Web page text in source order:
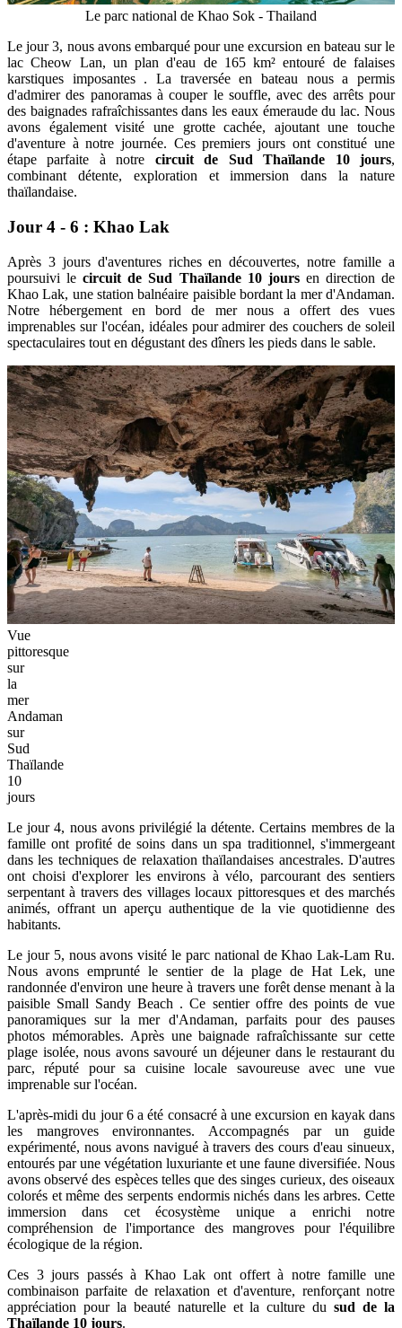
Le parc national de Khao Sok - Thailand
Le jour 3, nous avons embarqué pour une excursion en bateau sur le
lac Cheow Lan, un plan d'eau de 165 km² entouré de falaises
karstiques imposantes . La traversée en bateau nous a permis
d'admirer des panoramas à couper le souffle, avec des arrêts pour
des baignades rafraîchissantes dans les eaux émeraude du lac. Nous
avons également visité une grotte cachée, ajoutant une touche
d'aventure à notre journée. Ces premiers jours ont constitué une
étape parfaite à notre circuit de Sud Thaïlande 10 jours,
combinant détente, exploration et immersion dans la nature
thaïlandaise.​​
Jour 4 - 6 : Khao Lak
Après 3 jours d'aventures riches en découvertes, notre famille a
poursuivi lecircuit de Sud Thaïlande 10 joursen direction de
Khao Lak, une station balnéaire paisible bordant la mer d'Andaman.
Notre hébergement en bord de mer nous a offert des vues
imprenables sur l'océan, idéales pour admirer des couchers de soleil
spectaculaires tout en dégustant des dîners les pieds dans le sable.​
Vue
pittoresque
sur
la
mer
Andaman
sur
Sud
Thaïlande
10
jours
Le jour 4, nous avons privilégié la détente. Certains membres de la
famille ont profité de soins dans un spa traditionnel, s'immergeant
dans les techniques de relaxation thaïlandaises ancestrales. D'autres
ont choisi d'explorer les environs à vélo, parcourant des sentiers
serpentant à travers des villages locaux pittoresques et des marchés
animés, offrant un aperçu authentique de la vie quotidienne des
habitants.​
Le jour 5, nous avons visité le parc national de Khao Lak-Lam Ru.
Nous avons emprunté le sentier de la plage de Hat Lek, une
randonnée d'environ une heure à travers une forêt dense menant à la
paisible Small Sandy Beach . Ce sentier offre des points de vue
panoramiques sur la mer d'Andaman, parfaits pour des pauses
photos mémorables. Après une baignade rafraîchissante sur cette
plage isolée, nous avons savouré un déjeuner dans le restaurant du
parc, réputé pour sa cuisine locale savoureuse avec une vue
imprenable sur l'océan.
L'après-midi du jour 6 a été consacré à une excursion en kayak dans
les mangroves environnantes. Accompagnés par un guide
expérimenté, nous avons navigué à travers des cours d'eau sinueux,
entourés par une végétation luxuriante et une faune diversifiée. Nous
avons observé des espèces telles que des singes curieux, des oiseaux
colorés et même des serpents endormis nichés dans les arbres. Cette
immersion dans cet écosystème unique a enrichi notre
compréhension de l'importance des mangroves pour l'équilibre
écologique de la région.​
Ces 3 jours passés à Khao Lak ont offert à notre famille une
combinaison parfaite de relaxation et d'aventure, renforçant notre
appréciation pour la beauté naturelle et la culture du sud de la
Thaïlande 10 jours.​